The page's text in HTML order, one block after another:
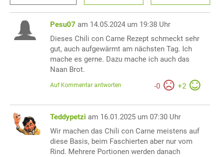
Pesu07 am 14.05.2024 um 19:38 Uhr
Dieses Chili con Carne Rezept schmeckt sehr
gut, auch aufgewärmt am nächsten Tag. Ich
mache es gerne. Dazu mache ich auch das
Naan Brot.
-0 +2
Auf Kommentar antworten
Teddypetzi am 16.01.2025 um 07:30 Uhr
Wir machen das Chili con Carne meistens auf
diese Basis, beim Faschierten aber nur vom
Rind. Mehrere Portionen werden danach